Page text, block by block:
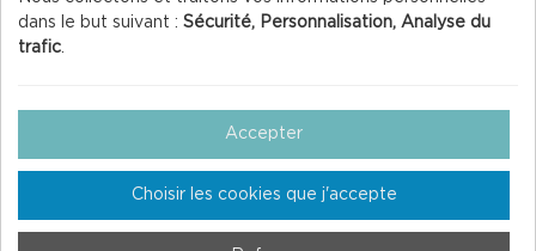
Gestion des Cookies
Crédits
dans le but suivant : Sécurité, Personnalisation, Analyse du
trafic.
Accepter
Choisir les cookies que j'accepte